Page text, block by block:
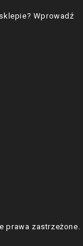
Wprowadź
prawa zastrzeżone.